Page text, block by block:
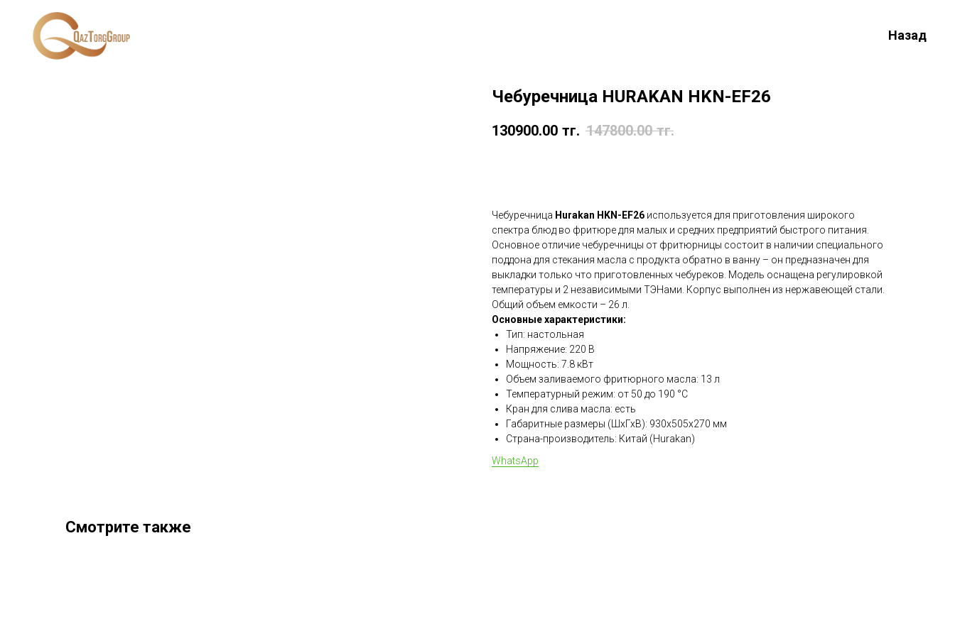
Назад
Чебуречница HURAKAN HKN-ЕF26
130900.00 тг. 147800.00 тг.
Чебуречница Hurakan HKN-EF26 используется для приготовления широкого
спектра блюд во фритюре для малых и средних предприятий быстрого питания.
Основное отличие чебуречницы от фритюрницы состоит в наличии специального
поддона для стекания масла с продукта обратно в ванну – он предназначен для
выкладки только что приготовленных чебуреков. Модель оснащена регулировкой
температуры и 2 независимыми ТЭНами. Корпус выполнен из нержавеющей стали.
Общий объем емкости – 26 л.
Основные характеристики:
Тип: настольная
Напряжение: 220 В
Мощность: 7.8 кВт
Объем заливаемого фритюрного масла: 13 л
Температурный режим: от 50 до 190 °С
Кран для слива масла: есть
Габаритные размеры (ШхГхВ): 930х505х270 мм
Страна-производитель: Китай (Hurakan)
WhatsApp
Смотрите также